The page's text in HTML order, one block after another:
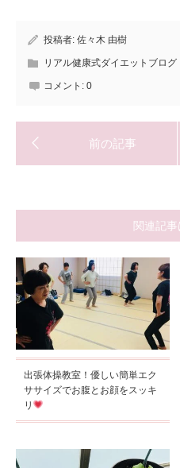
投稿者: 佐々木 由樹
リアル健康式ダイエットブログ
コメント: 0
関連記
出張体操教室！優しい簡単エク
ササイズでお腹とお顔をスッキ
リ